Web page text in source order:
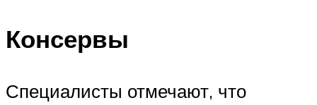
Консервы
Специалисты отмечают, что